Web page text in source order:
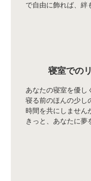
で自由に飾れば、絆
寝室での
あなたの寝室を優し
寝る前のほんの少
時間を共にしません
きっと、あなたに夢